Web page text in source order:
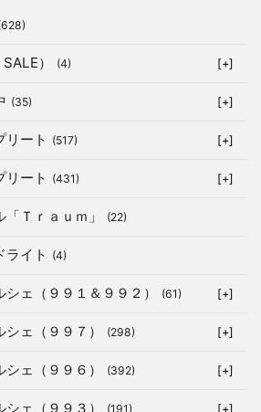
） (4) [+]
(35) [+]
リート (517) [+]
リート (431) [+]
Ｔｒａｕｍ」 (22)
ライト (4)
ェ（９９１＆９９２） (61) [+]
ェ（９９７） (298) [+]
ェ（９９６） (392) [+]
ェ（９９３） (191) [+]